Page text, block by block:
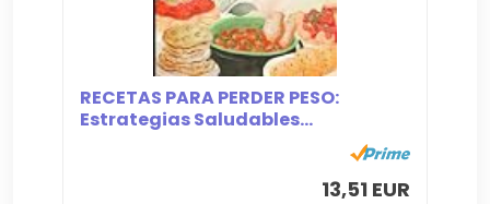
RECETAS PARA PERDER PESO:
Estrategias Saludables...
13,51 EUR